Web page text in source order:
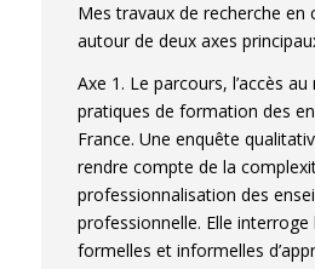
France.⟨hal-03904706⟩
Gilberto Ramos Idunate.
la identidad social y
de un grupo de docentes
en México.IV Forum of
International Sociological
2021, Porto Alegre, Brasil.
Gilberto Ramos Idunate. In
almost impossible social
Mes travaux de recherche en
autour de deux axes
Axe 1. Le parcours, l’accès
pratiques de formation des
France. Une enquête
rendre compte de la
professionnalisation des
professionnelle. Elle interroge
formelles et informelles